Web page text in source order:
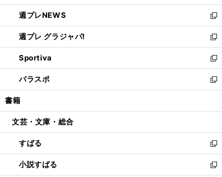
開
く
ウ
で
開
く
ン
ド
ウ
で
開
く
し
い
ウ
ィ
ン
ド
ウ
で
開
週プレNEWS
新
し
い
ウ
ィ
ン
ド
ウ
開
週プレ グラジャパ!
新
し
い
ウ
ィ
ン
ウ
開
く
Sportiva
新
し
い
ウ
ン
ウ
で
開
く
パラスポ
新
し
ウ
ン
ド
ウ
で
開
書籍
文芸・文庫・総合
すばる
新
し
い
小説すばる
新